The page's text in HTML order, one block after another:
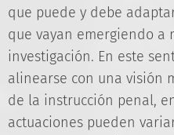
que puede y debe
que vayan emergiendo a
investigación. En este
alinearse con una visión
de la instrucción penal,
actuaciones pueden